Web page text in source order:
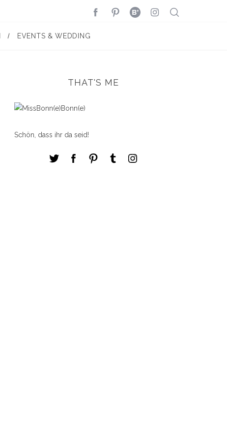
EVENTS & WEDDING
THAT'S ME
Schön, dass ihr da seid!